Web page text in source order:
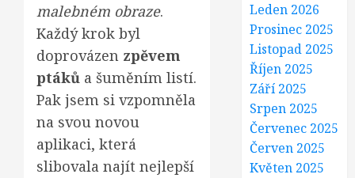
malebném obraze.
Každý krok byl
doprovázen zpěvem
ptáků a šuměním listí.
Pak jsem si vzpomněla
na svou novou
aplikaci, která
slibovala najít nejlepší
Leden 2026
Prosinec 2025
Listopad 2025
Říjen 2025
Září 2025
Srpen 2025
Červenec 2025
Červen 2025
Květen 2025